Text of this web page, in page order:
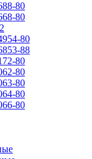
80
80
80
88
80
80
80
80
80